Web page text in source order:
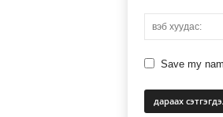
Save my